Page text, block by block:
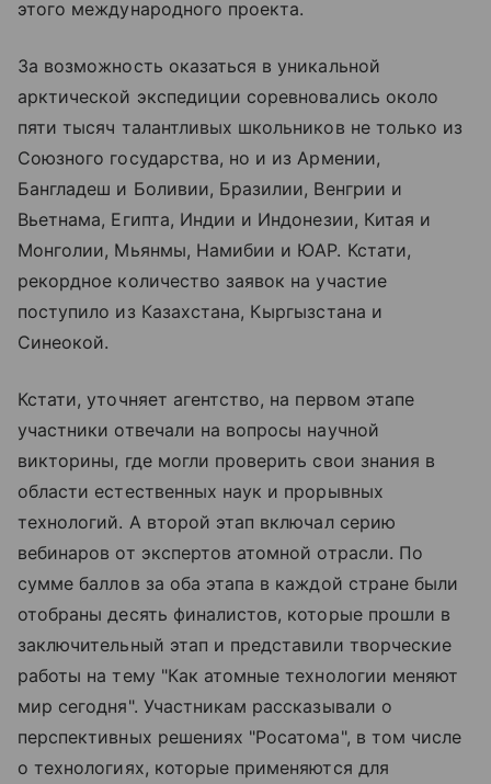
этого международного проекта.
За возможность оказаться в уникальной
арктической экспедиции соревновались около
пяти тысяч талантливых школьников не только из
Союзного государства, но и из Армении,
Бангладеш и Боливии, Бразилии, Венгрии и
Вьетнама, Египта, Индии и Индонезии, Китая и
Монголии, Мьянмы, Намибии и ЮАР. Кстати,
рекордное количество заявок на участие
поступило из Казахстана, Кыргызстана и
Синеокой.
Кстати, уточняет агентство, на первом этапе
участники отвечали на вопросы научной
викторины, где могли проверить свои знания в
области естественных наук и прорывных
технологий. А второй этап включал серию
вебинаров от экспертов атомной отрасли. По
сумме баллов за оба этапа в каждой стране были
отобраны десять финалистов, которые прошли в
заключительный этап и представили творческие
работы на тему "Как атомные технологии меняют
мир сегодня". Участникам рассказывали о
перспективных решениях "Росатома", в том числе
о технологиях, которые применяются для